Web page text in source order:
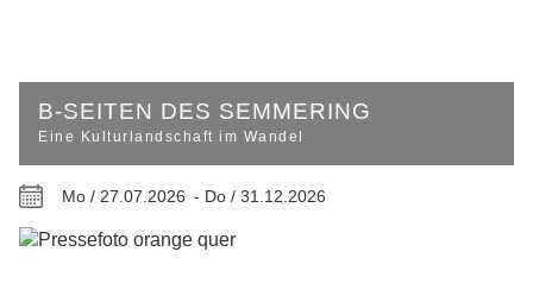
B-SEITEN DES SEMMERING
Eine Kulturlandschaft im Wandel
Mo / 27.07.2026 - Do / 31.12.2026